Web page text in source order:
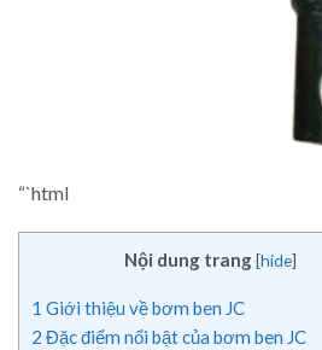
“`html
Nội dung trang [hide]
1 Giới thiệu về bơm ben JC
2 Đặc điểm nổi bật của bơm ben JC